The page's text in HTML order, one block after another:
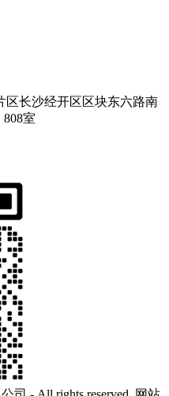
区长沙经开区区块东六路南
室